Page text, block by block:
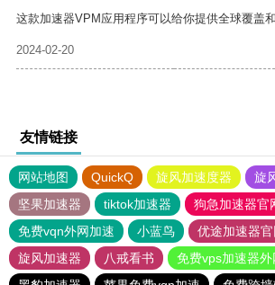
这款加速器VPM应用程序可以给你提供全球覆盖
2024-02-20
友情链接
网站地图 QuickQ 旋风加速度器 旋
坚果加速器
tiktok加速器
狗急加速器官
免费vqn外网加速
小蓝鸟 优途加速器官
旋风加速器
八戒看书
免费vps加速器外